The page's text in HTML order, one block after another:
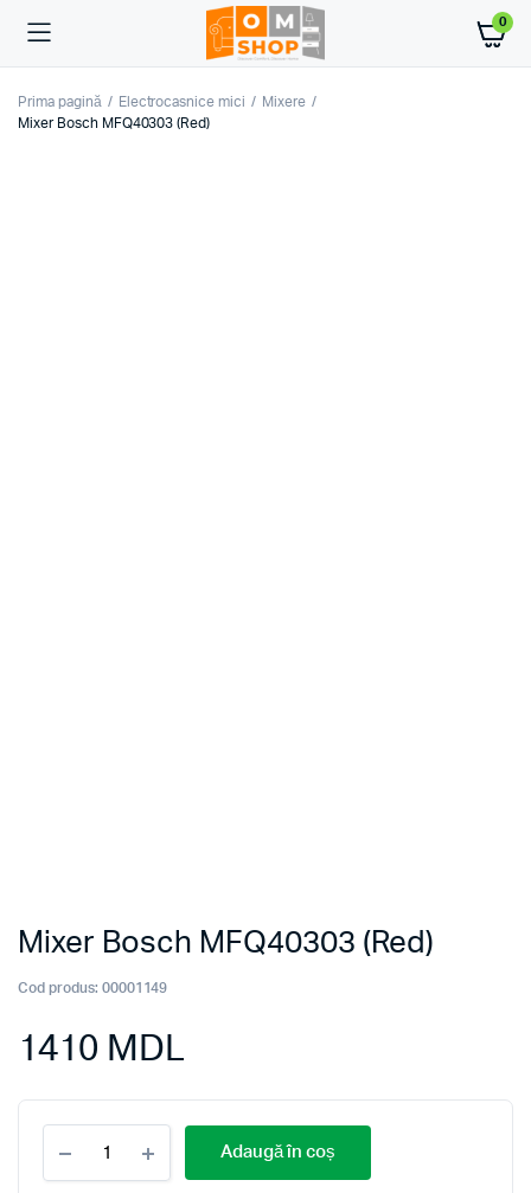
0
Prima pagină Electrocasnice mici
Mixere
Mixer Bosch MFQ40303 (Red)
Mixer Bosch MFQ40303 (Red)
Cod produs: 00001149
1410 MDL
Bosch
MFQ40303
Adaugă în coș